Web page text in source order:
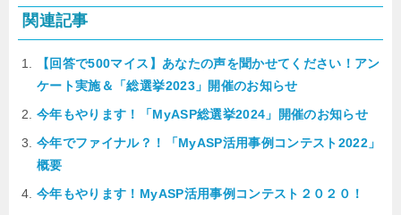
関連記事
【回答で500マイス】あなたの声を聞かせてください！アン
ケート実施＆「総選挙2023」開催のお知らせ
今年もやります！「MyASP総選挙2024」開催のお知らせ
今年でファイナル？！「MyASP活用事例コンテスト2022」
概要
今年もやります！MyASP活用事例コンテスト２０２０！